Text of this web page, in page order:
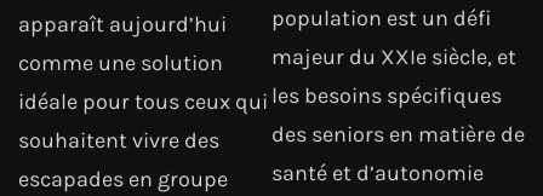
apparaît aujourd’hui
comme une solution
idéale pour tous ceux qui
souhaitent vivre des
escapades en groupe
population est un défi
majeur du XXIe siècle, et
les besoins spécifiques
des seniors en matière de
santé et d’autonomie